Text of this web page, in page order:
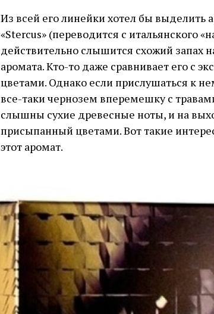
Из всей его линейки хотел бы выделить
«Stercus» (переводится c итальянского
действительно слышится схожий запах
аромата. Кто-то даже сравнивает его с
цветами. Однако если прислушаться к
все-таки чернозем вперемешку с
слышны сухие древесные ноты, и на
присыпанный цветами. Вот такие
этот аромат.